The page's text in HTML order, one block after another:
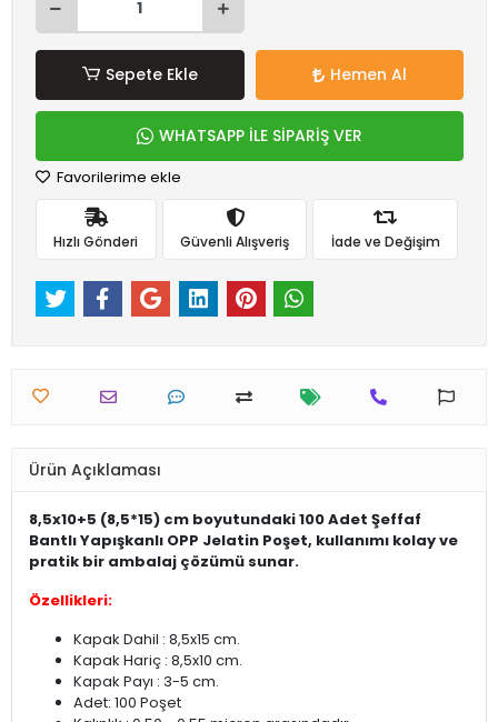
Sepete Ekle Hemen Al
WHATSAPP İLE SİPARİŞ VER
Favorilerime ekle
Hızlı Gönderi Güvenli Alışveriş İade ve Değişim
Ürün Açıklaması
8,5x10+5 (8,5*15) cm boyutundaki 100 Adet Şeffaf
Bantlı Yapışkanlı OPP Jelatin Poşet, kullanımı kolay ve
pratik bir ambalaj çözümü sunar.
Özellikleri:
Kapak Dahil : 8,5x15 cm.
Kapak Hariç : 8,5x10 cm.
Kapak Payı : 3-5 cm.
Adet: 100 Poşet